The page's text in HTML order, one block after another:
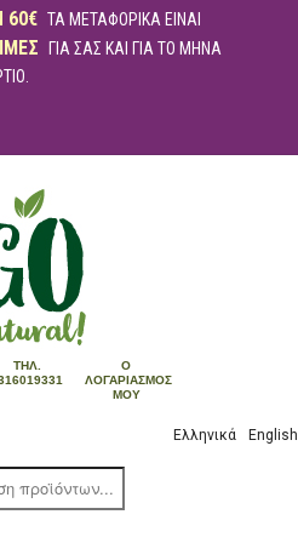
ΤΑ ΜΕΤΑΦΟΡΙΚΑ ΕΙΝΑΙ
ΓΙΑ ΣΑΣ ΚΑΙ ΓΙΑ ΤΟ ΜΗΝΑ
ΤΗΛ.
Ο
ΛΟΓΑΡΙΑΣΜΌΣ
ΜΟΥ
Ελληνικά English